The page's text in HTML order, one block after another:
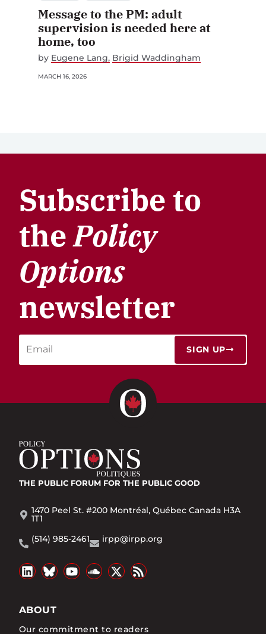
Message to the PM: adult
supervision is needed here at
home, too
by Eugene Lang Brigid Waddingham
MARCH 16, 2026
Subscribe to
thePolicy
Options
newsletter
SIGN UP
THE PUBLIC FORUM FOR THE PUBLIC GOOD
1470 Peel St. #200 Montréal, Québec Canada H3A
1T1
(514) 985-2461
irpp@irpp.org
ABOUT
Our commitment to readers